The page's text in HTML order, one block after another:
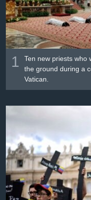
Լեզուներ
1
Ten new priests who
the ground during a
Vatican.